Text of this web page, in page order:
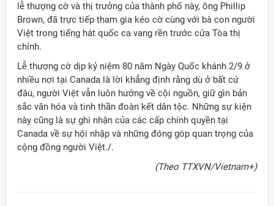
lễ thượng cờ và thị trưởng của thành phố này, ông Phillip
Brown, đã trực tiếp tham gia kéo cờ cùng với bà con người
Việt trong tiếng hát quốc ca vang rền trước cửa Tòa thị
chính.
Lễ thượng cờ dịp kỷ niệm 80 năm Ngày Quốc khánh 2/9 ở
nhiều nơi tại Canada là lời khẳng định rằng dù ở bất cứ
đâu, người Việt vẫn luôn hướng về cội nguồn, giữ gìn bản
sắc văn hóa và tinh thần đoàn kết dân tộc. Những sự kiện
này cũng là sự ghi nhận của các cấp chính quyền tại
Canada về sự hội nhập và những đóng góp quan trọng của
cộng đồng người Việt./.
(Theo TTXVN/Vietnam+)